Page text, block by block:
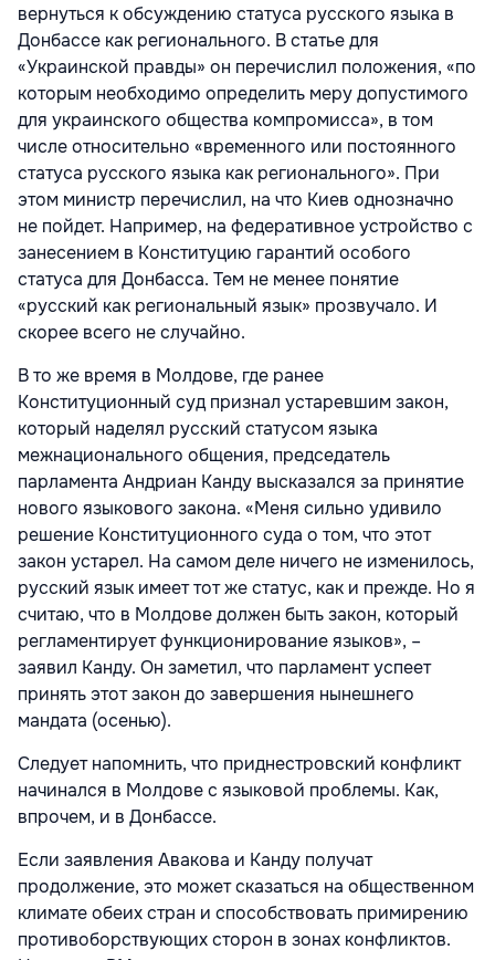
вернуться к обсуждению статуса русского языка в
Донбассе как регионального. В статье для
«Украинской правды» он перечислил положения, «по
которым необходимо определить меру допустимого
для украинского общества компромисса», в том
числе относительно «временного или постоянного
статуса русского языка как регионального». При
этом министр перечислил, на что Киев однозначно
не пойдет. Например, на федеративное устройство с
занесением в Конституцию гарантий особого
статуса для Донбасса. Тем не менее понятие
«русский как региональный язык» прозвучало. И
скорее всего не случайно.
В то же время в Молдове, где ранее
Конституционный суд признал устаревшим закон,
который наделял русский статусом языка
межнационального общения, председатель
парламента Андриан Канду высказался за принятие
нового языкового закона. «Меня сильно удивило
решение Конституционного суда о том, что этот
закон устарел. На самом деле ничего не изменилось,
русский язык имеет тот же статус, как и прежде. Но я
считаю, что в Молдове должен быть закон, который
регламентирует функционирование языков», –
заявил Канду. Он заметил, что парламент успеет
принять этот закон до завершения нынешнего
мандата (осенью).
Следует напомнить, что приднестровский конфликт
начинался в Молдове с языковой проблемы. Как,
впрочем, и в Донбассе.
Если заявления Авакова и Канду получат
продолжение, это может сказаться на общественном
климате обеих стран и способствовать примирению
противоборствующих сторон в зонах конфликтов.